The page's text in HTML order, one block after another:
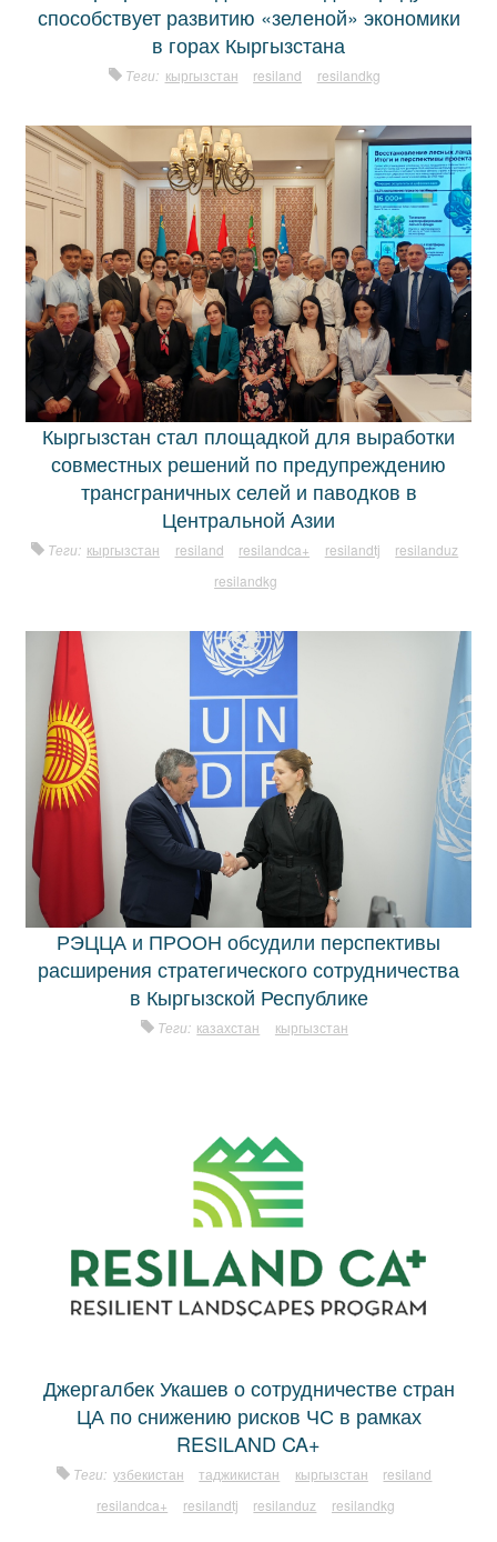
способствует развитию «зеленой» экономики
в горах Кыргызстана
Теги: кыргызстан resiland resilandkg
Кыргызстан стал площадкой для выработки
совместных решений по предупреждению
трансграничных селей и паводков в
Центральной Азии
Теги: кыргызстан resiland resilandca+ resilandtj
resilanduz
resilandkg
РЭЦЦА и ПРООН обсудили перспективы
расширения стратегического сотрудничества
в Кыргызской Республике
Теги: казахстан кыргызстан
Джергалбек Укашев о сотрудничестве стран
ЦА по снижению рисков ЧС в рамках
RESILAND CA+
Теги: узбекистан таджикистан кыргызстан
resiland
resilandca+
resilandtj resilanduz resilandkg